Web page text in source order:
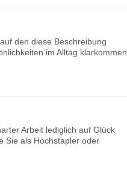
den diese Beschreibung
im Alltag klarkommen
Arbeit lediglich auf Glück
Sie als Hochstapler oder